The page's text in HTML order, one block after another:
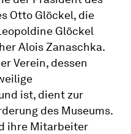
Otto Glöckel, die
Glöckel
Alois Zanaschka.
Verein, dessen
ist, dient zur
des Museums.
ihre Mitarbeiter